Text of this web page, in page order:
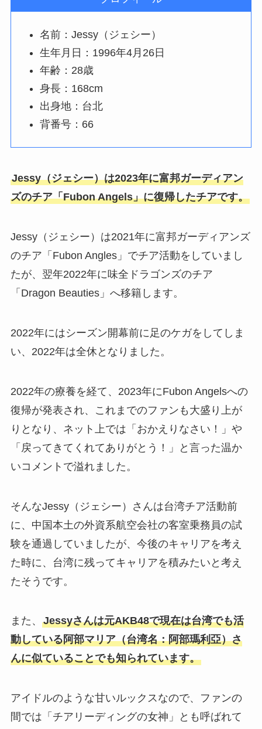
名前：Jessy（ジェシー）
生年月日：1996年4月26日
年齢：28歳
身長：168cm
出身地：台北
背番号：66
Jessy（ジェシー）は2023年に富邦ガーディアン
ズのチア「Fubon Angels」に復帰したチアです。
Jessy（ジェシー）は2021年に富邦ガーディアンズ
のチア「Fubon Angles」でチア活動をしていまし
たが、翌年2022年に味全ドラゴンズのチア
「Dragon Beauties」へ移籍します。
2022年にはシーズン開幕前に足のケガをしてしま
い、2022年は全休となりました。
2022年の療養を経て、2023年にFubon Angelsへの
復帰が発表され、これまでのファンも大盛り上が
りとなり、ネット上では「おかえりなさい！」や
「戻ってきてくれてありがとう！」と言った温か
いコメントで溢れました。
そんなJessy（ジェシー）さんは台湾チア活動前
に、中国本土の外資系航空会社の客室乗務員の試
験を通過していましたが、今後のキャリアを考え
た時に、台湾に残ってキャリアを積みたいと考え
たそうです。
また、 Jessyさんは元AKB48で現在は台湾でも活
動している阿部マリア（台湾名：阿部瑪利亞）さ
んに似ていることでも知られています。
アイドルのような甘いルックスなので、ファンの
間では「チアリーディングの女神」とも呼ばれて